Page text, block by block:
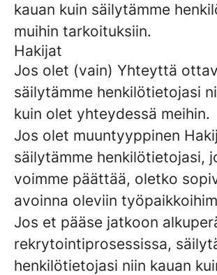
kauan kuin säilytämme
muihin tarkoituksiin.
Hakijat
Jos olet (vain) Yhteyttä
säilytämme henkilötietojasi
kuin olet yhteydessä meihin.
Jos olet muuntyyppinen
säilytämme henkilötietojasi,
voimme päättää, oletko
avoinna oleviin
Jos et pääse jatkoon
rekrytointiprosessissa,
henkilötietojasi niin kauan